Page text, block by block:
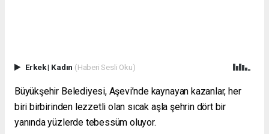
Erkek| Kadın (Haberi Sesli Oku)
Büyükşehir Belediyesi, Aşevi’nde kaynayan kazanlar, her
biri birbirinden lezzetli olan sıcak aşla şehrin dört bir
yanında yüzlerde tebessüm oluyor.